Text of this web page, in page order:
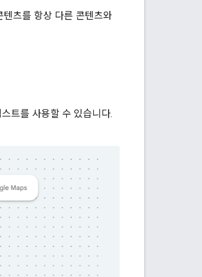
츠를 항상 다른 콘텐츠와
스트를 사용할 수 있습니다.